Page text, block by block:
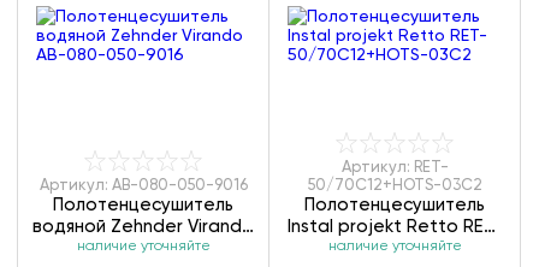
Артикул: AB-080-050-9016
Полотенцесушитель
водяной Zehnder Virando
AB-080-050-9016
наличие уточняйте
Артикул: RET-
50/70C12+HOTS-03C2
Полотенцесушитель
Instal projekt Retto RET-
50/70C12+HOTS-03C2
наличие уточняйте